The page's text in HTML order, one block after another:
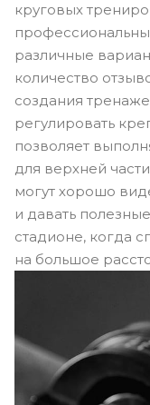
круговых
различные
количество
создания
регулировать
позволяет
для верхней
могут хорошо
и давать
стадионе, когда
на большое